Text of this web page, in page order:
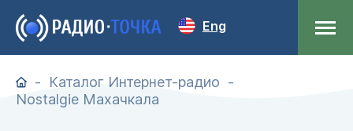
Eng
Каталог Интернет-радио
Nostalgie Махачкала